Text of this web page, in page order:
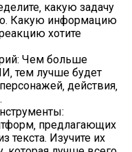
какую задачу
Какую информацию
хотите
Чем больше
тем лучше будет
действия‚
предлагающих
текста. Изучите их